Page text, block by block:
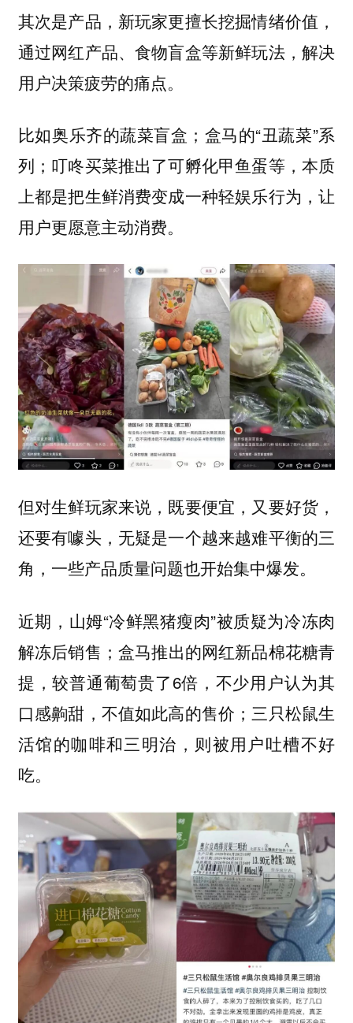
其次是产品，新玩家更擅长挖掘情绪价值，
通过网红产品、食物盲盒等新鲜玩法，解决
用户决策疲劳的痛点。
比如奥乐齐的蔬菜盲盒；盒马的“丑蔬菜”系
列；叮咚买菜推出了可孵化甲鱼蛋等，本质
上都是把生鲜消费变成一种轻娱乐行为，让
用户更愿意主动消费。
但对生鲜玩家来说，既要便宜，又要好货，
还要有噱头，无疑是一个越来越难平衡的三
角，一些产品质量问题也开始集中爆发。
近期，山姆“冷鲜黑猪瘦肉”被质疑为冷冻肉
解冻后销售；盒马推出的网红新品棉花糖青
提，较普通葡萄贵了6倍，不少用户认为其
口感齁甜，不值如此高的售价；三只松鼠生
活馆的咖啡和三明治，则被用户吐槽不好
吃。